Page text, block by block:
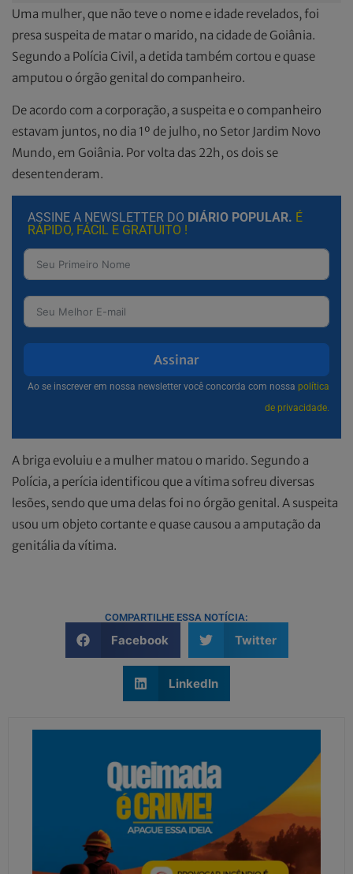
Uma mulher, que não teve o nome e idade revelados, foi
presa suspeita de matar o marido, na cidade de Goiânia.
Segundo a Polícia Civil, a detida também cortou e quase
amputou o órgão genital do companheiro.
De acordo com a corporação, a suspeita e o companheiro
estavam juntos, no dia 1º de julho, no Setor Jardim Novo
Mundo, em Goiânia. Por volta das 22h, os dois se
desentenderam.
ASSINE A NEWSLETTER DO DIÁRIO POPULAR. É
RÁPIDO, FÁCIL E GRATUITO !
Assinar
Ao se inscrever em nossa newsletter você concorda com nossa política
de privacidade.
A briga evoluiu e a mulher matou o marido. Segundo a
Polícia, a perícia identificou que a vítima sofreu diversas
lesões, sendo que uma delas foi no órgão genital. A suspeita
usou um objeto cortante e quase causou a amputação da
genitália da vítima.
COMPARTILHE ESSA NOTÍCIA:
Facebook Twitter
LinkedIn